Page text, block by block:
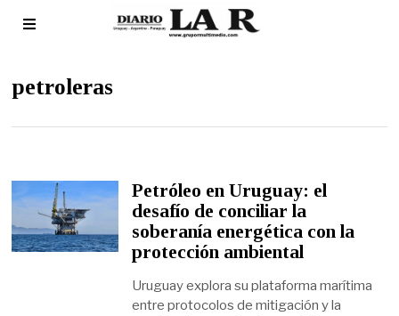
petroleras
Petróleo en Uruguay: el
desafío de conciliar la
soberanía energética con la
protección ambiental
Uruguay explora su plataforma marítima
entre protocolos de mitigación y la